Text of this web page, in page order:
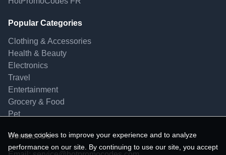
Popular Categories
Clothing & Accessories
Health & Beauty
Electronics
Travel
Entertainment
Grocery & Food
Pet
Contact Us
We use cookies to improve your experience and to analyze
performance on our site. By continuing to use our site, you accept